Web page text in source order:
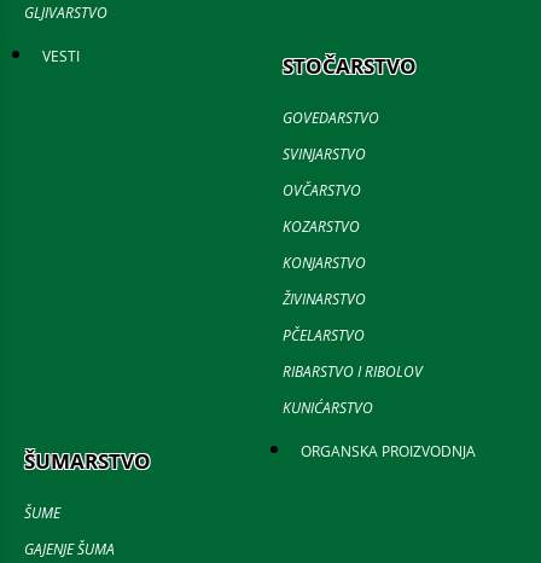
GLJIVARSTVO
VESTI STOČARSTVO
GOVEDARSTVO
SVINJARSTVO
OVČARSTVO
KOZARSTVO
KONJARSTVO
ŽIVINARSTVO
PČELARSTVO
RIBARSTVO I RIBOLOV
KUNIĆARSTVO
ŠUMARSTVO
ŠUME
GAJENJE ŠUMA
ORGANSKA PROIZVODNJA